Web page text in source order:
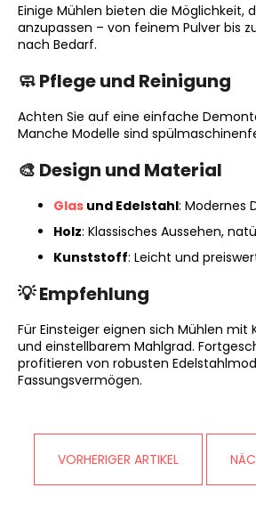
Einige Mühlen bieten die Möglichkeit,
anzupassen – von feinem Pulver bis
nach Bedarf.
🧼 Pflege und Reinigung
Achten Sie auf eine einfache
Manche Modelle sind
🎨 Design und Material
Glas und Edelstahl: Modernes
Holz: Klassisches Aussehen,
Kunststoff: Leicht und
💡 Empfehlung
Für Einsteiger eignen sich Mühlen mit
und einstellbarem Mahlgrad.
profitieren von robusten
Fassungsvermögen.
VORHERIGER ARTIKEL
e
m
p
f
e
h
l
n
PARTY
PACK
"DER
MUND
BRENNT"
ERDNÜSSE
€9,90